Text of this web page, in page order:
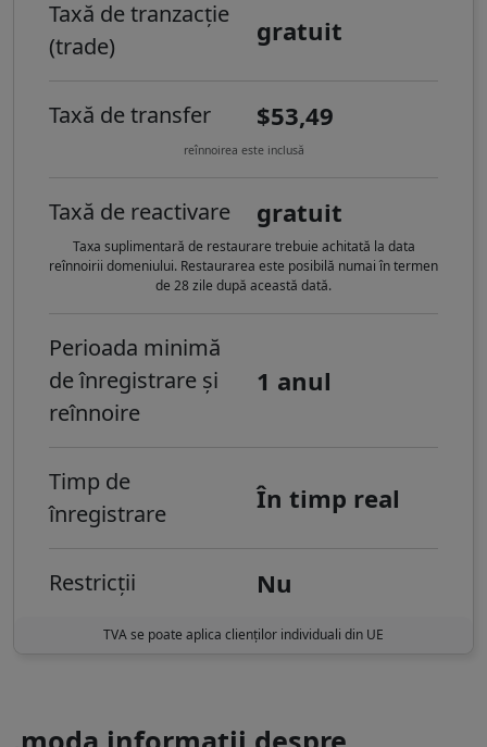
Taxă de tranzacție
(trade)
gratuit
Taxă de transfer $53,49
reînnoirea este inclusă
Taxă de reactivare gratuit
Taxa suplimentară de restaurare trebuie achitată la data
reînnoirii domeniului. Restaurarea este posibilă numai în termen
de 28 zile după această dată.
Perioada minimă
de înregistrare și
reînnoire
1 anul
Timp de
înregistrare
În timp real
Restricții Nu
TVA se poate aplica clienților individuali din UE